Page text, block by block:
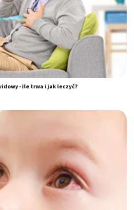
- ile trwa i jak leczyć?
IAB: